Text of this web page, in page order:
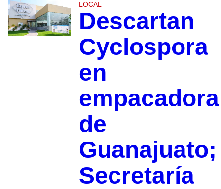
LOCAL
Descartan
Cyclospora
en
empacadora
de
Guanajuato;
Secretaría